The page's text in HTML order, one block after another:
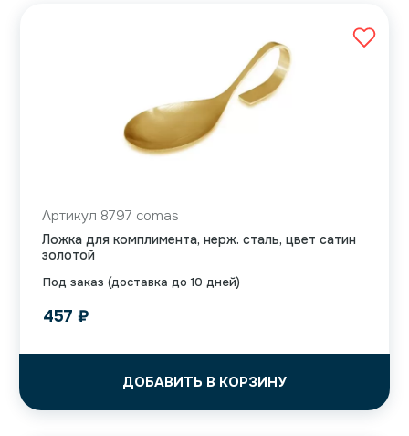
Под заказ (доставка до 10 дней)
Артикул 8797 comas
Ложка для комплимента, нерж. сталь, цвет сатин
золотой
457 ₽
ДОБАВИТЬ В КОРЗИНУ